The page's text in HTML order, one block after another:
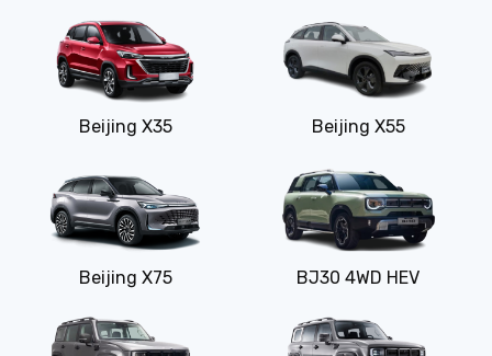
Beijing X35 Beijing X55
Beijing X75 BJ30 4WD HEV